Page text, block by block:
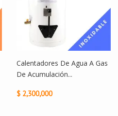
Calentadores De Agua A Gas
De Acumulación...
$ 2,300,000